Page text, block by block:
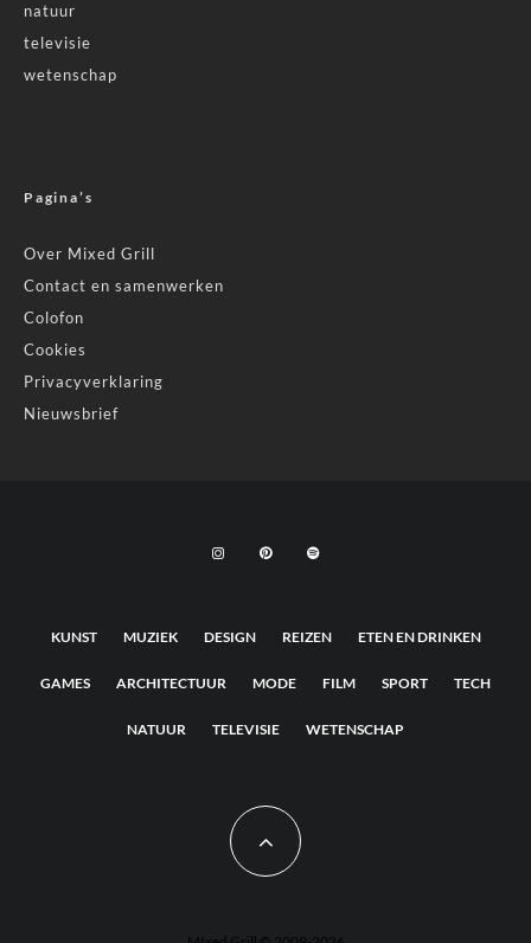
natuur
televisie
wetenschap
Pagina’s
Over Mixed Grill
Contact en samenwerken
Colofon
Cookies
Privacyverklaring
Nieuwsbrief
KUNST MUZIEK DESIGN REIZEN ETEN EN DRINKEN
GAMES ARCHITECTUUR MODE FILM SPORT TECH
NATUUR TELEVISIE WETENSCHAP